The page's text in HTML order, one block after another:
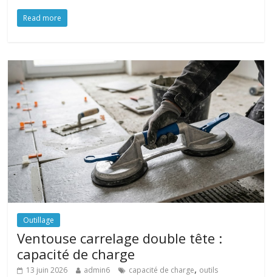
Read more
Outillage
Ventouse carrelage double tête :
capacité de charge
13 juin 2026 admin6 capacité de charge, outils